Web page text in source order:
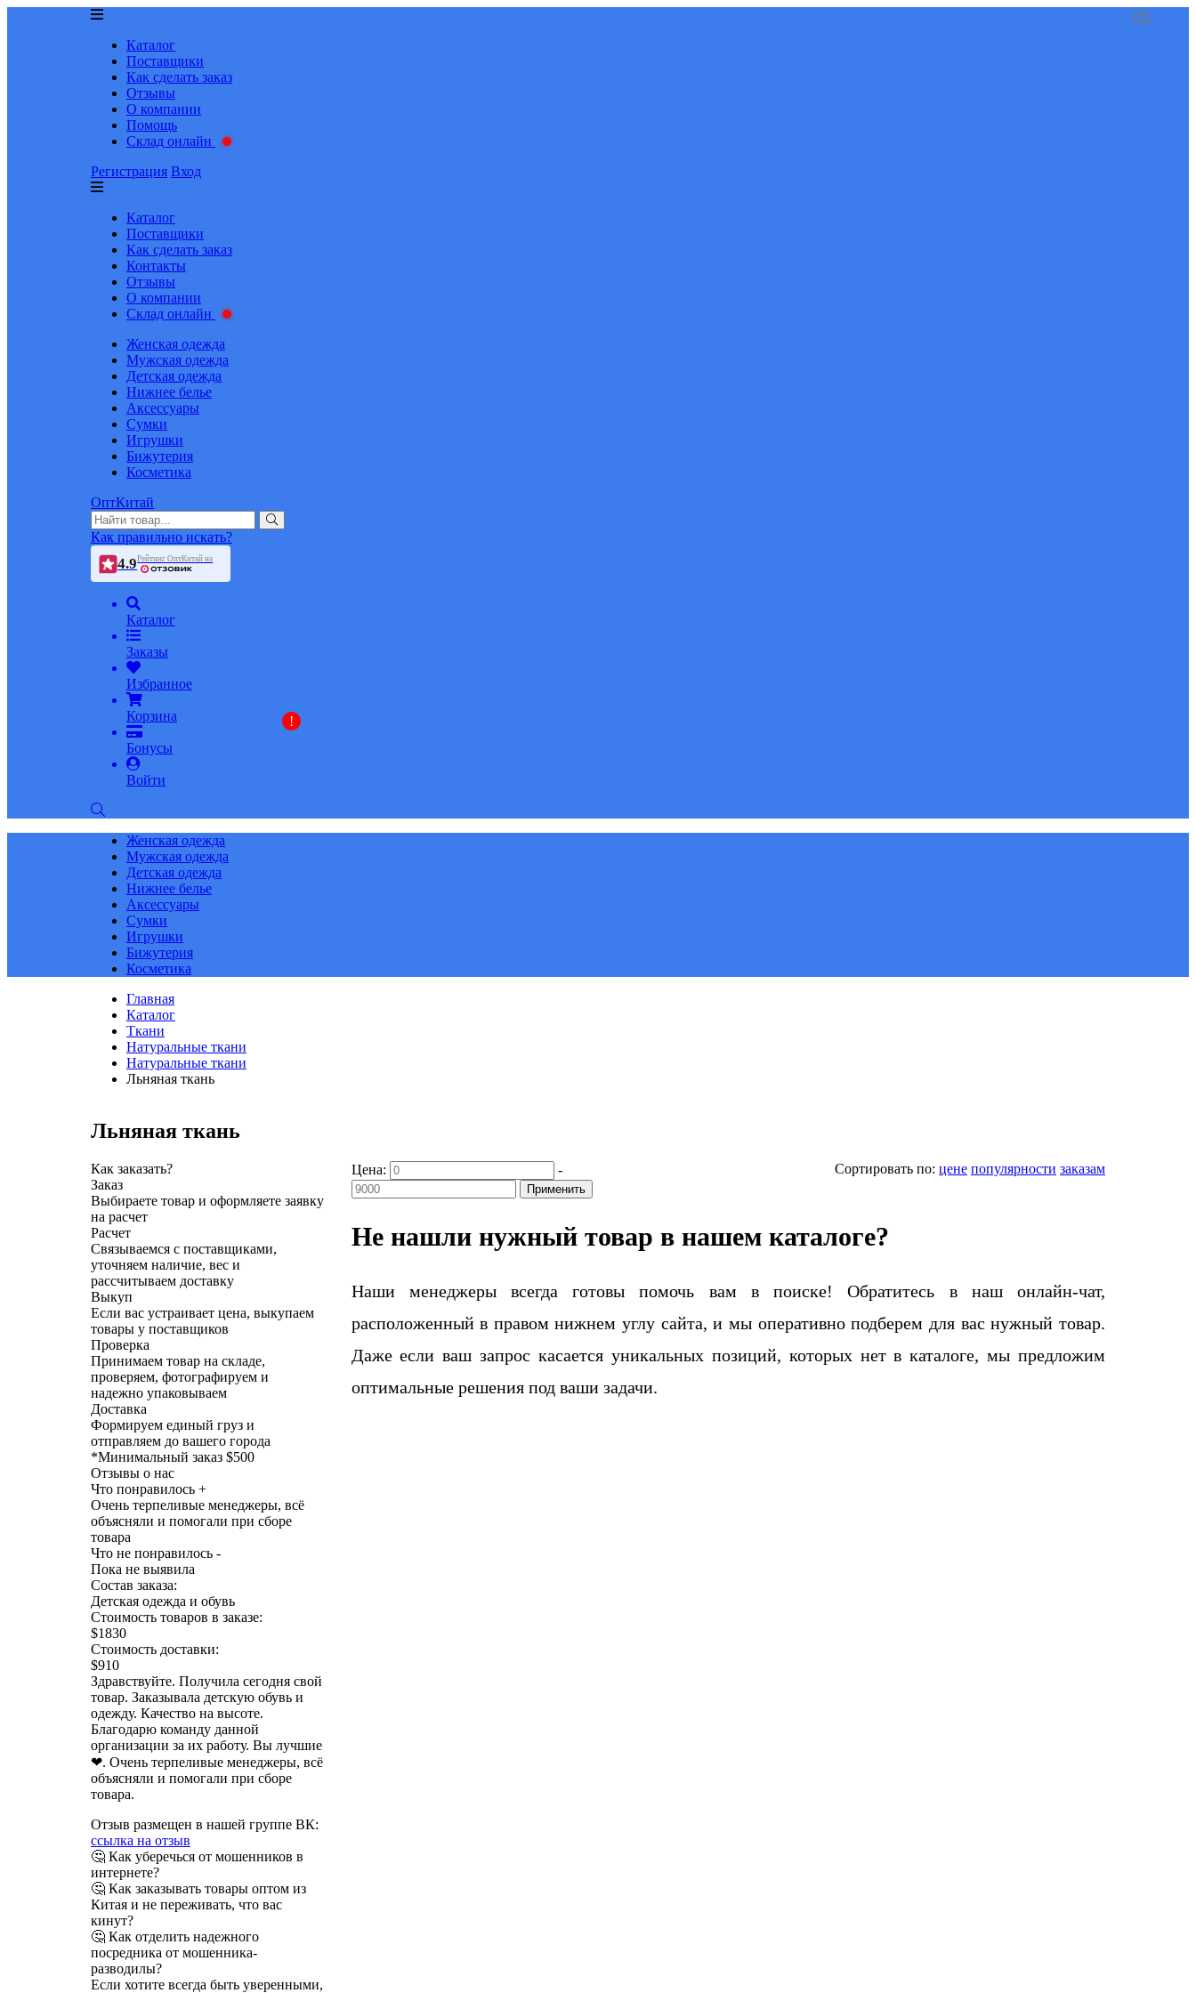
Каталог
Поставщики
Как сделать заказ
Отзывы
О компании
Помощь
Склад онлайн
Регистрация Вход
Каталог
Поставщики
Как сделать заказ
Контакты
Отзывы
О компании
Склад онлайн
Женская одежда
Мужская одежда
Детская одежда
Нижнее белье
Аксессуары
Сумки
Игрушки
Бижутерия
Косметика
ОптКитай
Как правильно искать?
4.9Рейтинг ОптКитай на
Каталог
Заказы
Избранное
Корзина
Бонусы
!
Войти
Женская одежда
Мужская одежда
Детская одежда
Нижнее белье
Аксессуары
Сумки
Игрушки
Бижутерия
Косметика
Главная
Каталог
Ткани
Натуральные ткани
Натуральные ткани
Льняная ткань
Льняная ткань
Как заказать?
Заказ
Выбираете товар и оформляете заявку
на расчет
Расчет
Связываемся с поставщиками,
уточняем наличие, вес и
рассчитываем доставку
Выкуп
Если вас устраивает цена, выкупаем
товары у поставщиков
Проверка
Принимаем товар на складе,
проверяем, фотографируем и
надежно упаковываем
Доставка
Формируем единый груз и
отправляем до вашего города
*Минимальный заказ $500
Отзывы о нас
Что понравилось +
Очень терпеливые менеджеры, всё
объясняли и помогали при сборе
товара
Что не понравилось -
Пока не выявила
Состав заказа:
Детская одежда и обувь
Стоимость товаров в заказе:
$1830
Стоимость доставки:
$910
Здравствуйте. Получила сегодня свой
товар. Заказывала детскую обувь и
одежду. Качество на высоте.
Благодарю команду данной
организации за их работу. Вы лучшие
❤. Очень терпеливые менеджеры, всё
объясняли и помогали при сборе
товара.
Отзыв размещен в нашей группе ВК:
ссылка на отзыв
🤔 Как уберечься от мошенников в
интернете?
🤔 Как заказывать товары оптом из
Китая и не переживать, что вас
кинут?
🤔 Как отделить надежного
посредника от мошенника-
разводилы?
Если хотите всегда быть уверенными,
Сортировать по: цене популярности заказам
Цена: -
Применить
Не нашли нужный товар в нашем каталоге?
Наши менеджеры всегда готовы помочь вам в поиске! Обратитесь в наш онлайн-чат,
расположенный в правом нижнем углу сайта, и мы оперативно подберем для вас нужный товар.
Даже если ваш запрос касается уникальных позиций, которых нет в каталоге, мы предложим
оптимальные решения под ваши задачи.